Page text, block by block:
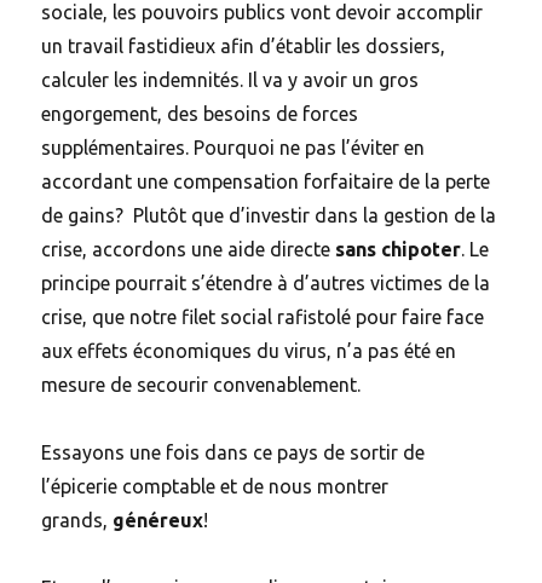
sociale, les pouvoirs publics vont devoir accomplir
un travail fastidieux afin d’établir les dossiers,
calculer les indemnités. Il va y avoir un gros
engorgement, des besoins de forces
supplémentaires. Pourquoi ne pas l’éviter en
accordant une compensation forfaitaire de la perte
de gains? Plutôt que d’investir dans la gestion de la
crise, accordons une aide directe sans chipoter. Le
principe pourrait s’étendre à d’autres victimes de la
crise, que notre filet social rafistolé pour faire face
aux effets économiques du virus, n’a pas été en
mesure de secourir convenablement.
Essayons une fois dans ce pays de sortir de
l’épicerie comptable et de nous montrer
grands, généreux!